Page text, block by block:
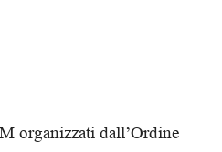
organizzati dall’Ordine